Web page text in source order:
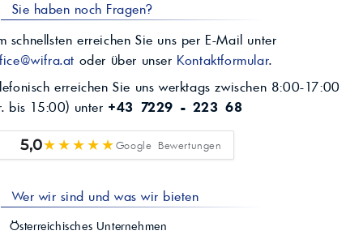
Sie haben noch Fragen?
schnellsten erreichen Sie uns per E-Mail unter
oder über unser Kontaktformular.
erreichen Sie uns werktags zwischen 8:00-17:00
bis 15:00) unter +43 7229 - 223 68
5,0★★★★★Google Bewertungen
Wer wir sind und was wir bieten
Österreichisches Unternehmen